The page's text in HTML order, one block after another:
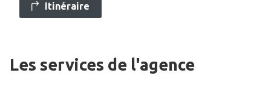
Itinéraire
Les services de l'agence